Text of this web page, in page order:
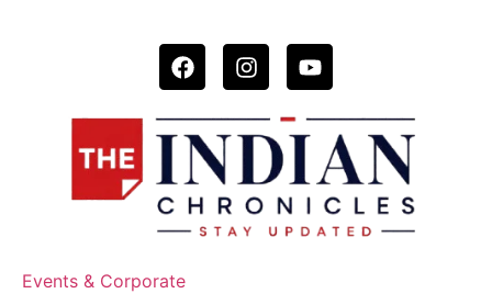
Events & Corporate